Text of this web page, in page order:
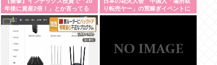
年後に資産2倍！」とか言ってる
奴www
り転売ヤー」の荒稼ぎイベントに
なってしまう